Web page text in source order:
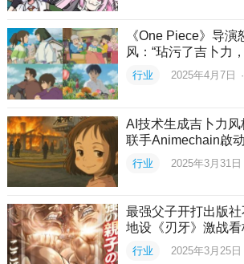
《One Piece》导
风：“玷污了吉卜力
行业 2025年4月7日 ·
AI技术生成吉卜力
联手Animechain啟
行业 2025年3月31日
最强父子开打出版
地设《刃牙》激战
行业 2025年3月25日